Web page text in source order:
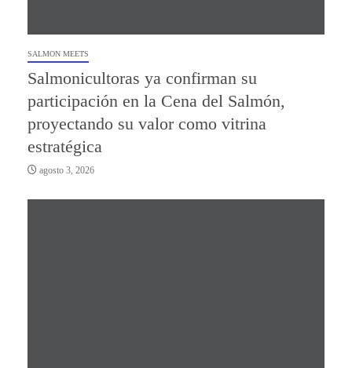
SALMON MEETS
Salmonicultoras ya confirman su
participación en la Cena del Salmón,
proyectando su valor como vitrina
estratégica
agosto 3, 2026